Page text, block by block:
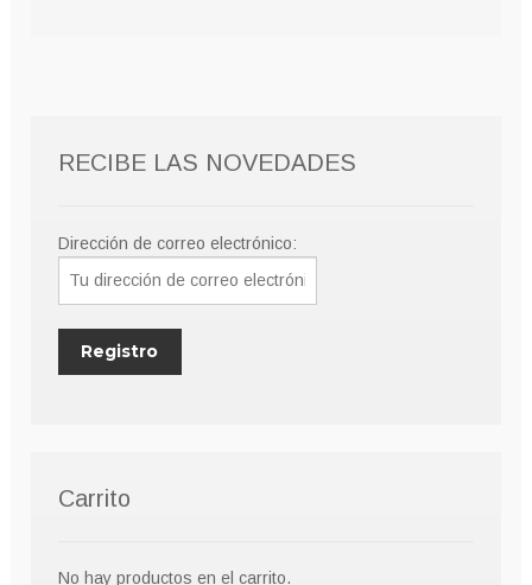
RECIBE LAS NOVEDADES
Dirección de correo electrónico:
Carrito
No hay productos en el carrito.